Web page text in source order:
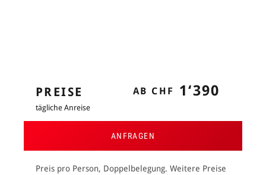
PREISE
tägliche Anreise
AB CHF 1‘390
ANFRAGEN
Preis pro Person, Doppelbelegung. Weitere Preise